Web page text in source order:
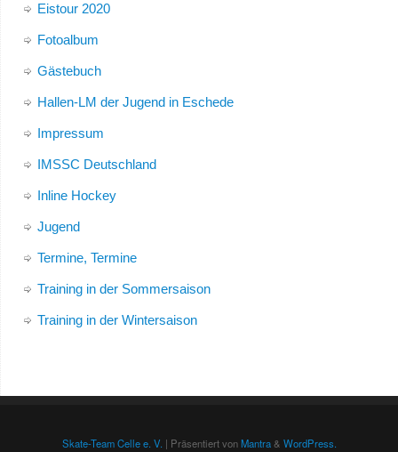
Eistour 2020
Fotoalbum
Gästebuch
Hallen-LM der Jugend in Eschede
Impressum
IMSSC Deutschland
Inline Hockey
Jugend
Termine, Termine
Training in der Sommersaison
Training in der Wintersaison
Skate-Team Celle e. V.| Präsentiert vonMantra& WordPress.